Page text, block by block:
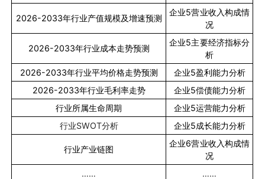
2026-2033年行业产值规模及增速预测
企业5营业收入构成情
况
2026-2033年行业成本走势预测
企业5主要经济指标分
析
2026-2033年行业平均价格走势预测 企业5盈利能力分析
2026-2033年行业毛利率走势 企业5偿债能力分析
行业所属生命周期
企业5运营能力分析
行业SWOT分析 企业5成长能力分析
行业产业链图
企业6营业收入构成情
况
……
……